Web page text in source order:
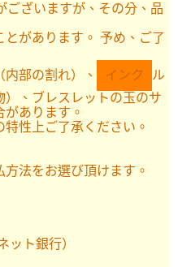
ざいますが、その分、品
があります。 予め、ご了
部の割れ）、
インク
ル
、ブレスレットの玉のサ
あります。
性上ご了承ください。
法をお選び頂けます。
ット銀行）